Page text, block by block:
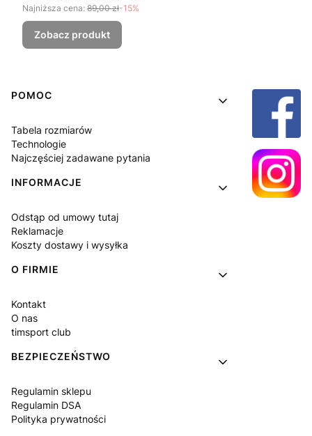
Najniższa cena: 89,00 zł-15%
Zobacz produkt
Linki w stopce
POMOC
Tabela rozmiarów
Technologie
Najczęściej zadawane pytania
INFORMACJE
Odstąp od umowy tutaj
Reklamacje
Koszty dostawy i wysyłka
O FIRMIE
Kontakt
O nas
timsport club
BEZPIECZEŃSTWO
Regulamin sklepu
Regulamin DSA
Polityka prywatności